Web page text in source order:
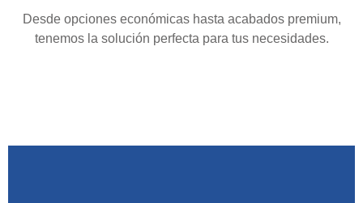
Desde opciones económicas hasta acabados premium,
tenemos la solución perfecta para tus necesidades.